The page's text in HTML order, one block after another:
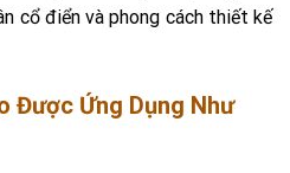
cổ điển và phong cách thiết kế
Được Ứng Dụng Như